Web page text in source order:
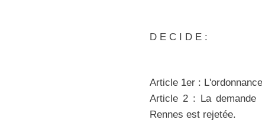
D E C I D E :
Article 1er :
Article 2 : La demande
Rennes est rejetée.